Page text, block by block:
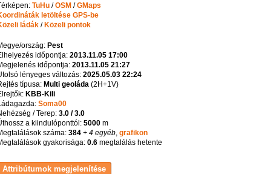
TuHu/OSM /GMaps
letöltése GPS-be
ládák/ Közeli pontok
ország: Pest
időpontja: 2013.11.05 17:00
időpontja: 2013.11.05 21:27
lényeges változás: 2025.05.03 22:24
típusa: Multi geoláda(2H+1V)
KBB-Kili
Soma00
/ Terep: 3.0 / 3.0
a kiindulóponttól: 5000m
száma: 384+ 4 egyéb, grafikon
gyakorisága: 0.6megtalálás hetente